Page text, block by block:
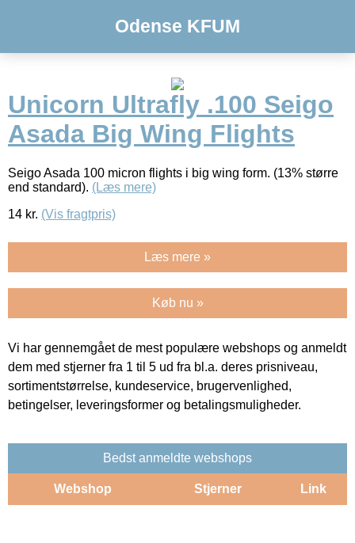
Odense KFUM
Unicorn Ultrafly .100 Seigo
Asada Big Wing Flights
Seigo Asada 100 micron flights i big wing form. (13% større
end standard). (Læs mere)
14 kr. (Vis fragtpris)
Læs mere »
Køb nu »
Vi har gennemgået de mest populære webshops og anmeldt
dem med stjerner fra 1 til 5 ud fra bl.a. deres prisniveau,
sortimentstørrelse, kundeservice, brugervenlighed,
betingelser, leveringsformer og betalingsmuligheder.
Bedst anmeldte webshops
Webshop Stjerner Link